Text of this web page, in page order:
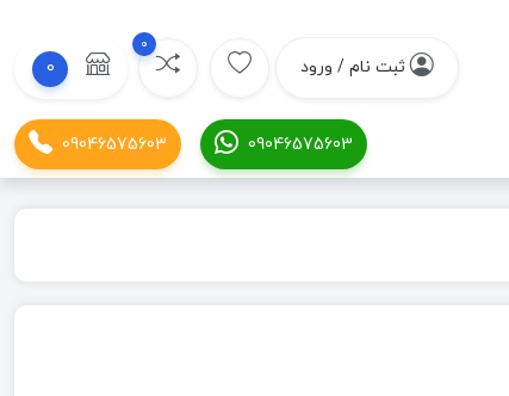
ثبت نام / ورود
0
0
09046575603
09046575603